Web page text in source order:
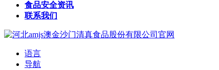
食品安全资讯
联系我们
语言
导航